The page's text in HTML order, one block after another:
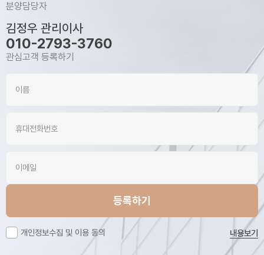
분양담당자
김정우 관리이사
010-2793-3760
관심고객 등록하기
등록하기
개인정보수집 및 이용 동의 내용보기